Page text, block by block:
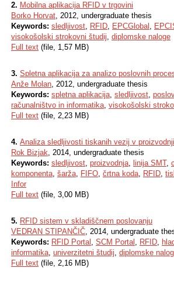
2. Mobilna aplikacija RFID v trgovini
Borko Horvat, 2012, undergraduate thesis
Keywords: sledljivost, RFID, EPCGlobal ,
visokošolski strokovni študij, diplomske naloge
Full text (file, 1,57 MB)
3. Spletna aplikacija za analizo poslovnih
Anže Molan, 2012, undergraduate thesis
Keywords: spletna aplikacija, sledljivost,
računalništvo in informatika, visokošolski
Full text (file, 2,23 MB)
4. Analiza sledljivosti tiskanih vezij v
Rok Bizjak, 2014, undergraduate thesis
Keywords: sledljivost, proizvodnja, linija SMT,
komponenta, šarža, FIFO, črtna koda, RFID,
Infor
Full text (file, 3,00 MB)
5. RFID sistem v skladiščnem poslovanju
VEDRAN STIPANČIČ, 2014, undergraduate
Keywords: RFID Portal , SCM Portal , RFID,
informatika, univerzitetni študij, diplomske
Full text (file, 2,16 MB)